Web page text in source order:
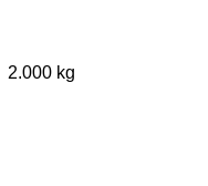
2.000 kg